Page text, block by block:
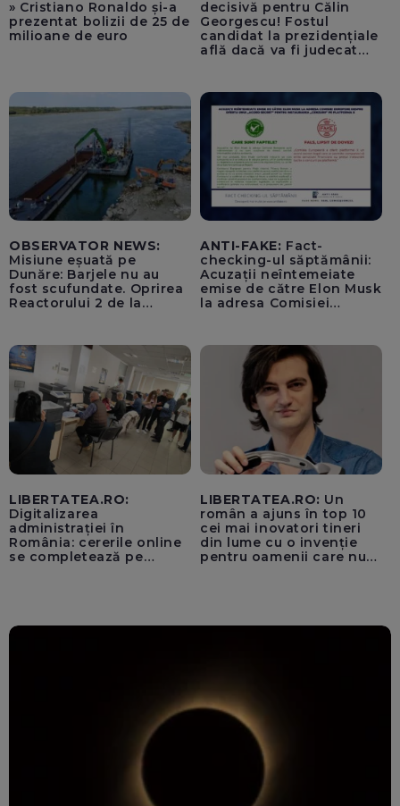
» Cristiano Ronaldo și-a
prezentat bolizii de 25 de
milioane de euro
decisivă pentru Călin
Georgescu! Fostul
candidat la prezidențiale
află dacă va fi judecat
OBSERVATOR NEWS:
Misiune eșuată pe
Dunăre: Barjele nu au
fost scufundate. Oprirea
Reactorului 2 de la
ANTI-FAKE: Fact-
checking-ul săptămânii:
Acuzații neîntemeiate
emise de către Elon Musk
la adresa Comisiei
pentru instaurarea
„cenzurii” pe platforma X
LIBERTATEA.RO:
Digitalizarea
administrației în
România: cererile online
se completează pe
LIBERTATEA.RO: Un
român a ajuns în top 10
cei mai inovatori tineri
din lume cu o invenție
pentru oamenii care nu